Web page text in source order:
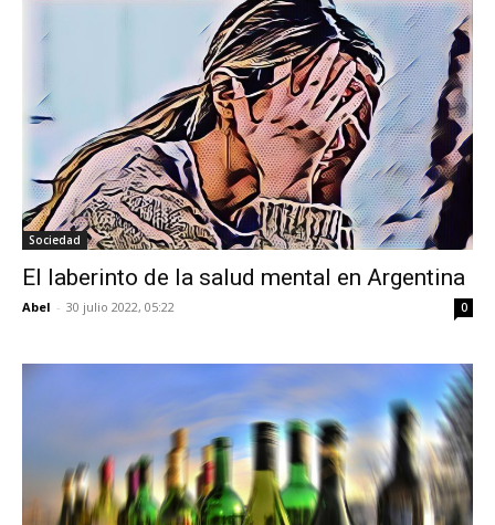
Sociedad
El laberinto de la salud mental en Argentina
Abel - 30 julio 2022, 05:22 0